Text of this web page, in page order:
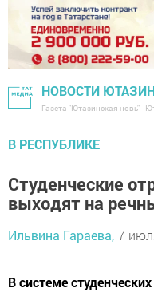
НОВОСТИ
Газета "Ютазинская новь" -
В РЕСПУБЛИКЕ
Студенческие
выходят на
Ильвина Гараева, 7
В системе